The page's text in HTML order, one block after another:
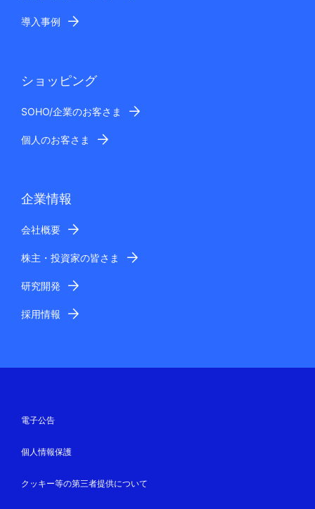
導入事例
ショッピング
SOHO/企業のお客さま
個人のお客さま
企業情報
会社概要
株主・投資家の皆さま
研究開発
採用情報
電子公告
個人情報保護
クッキー等の第三者提供について